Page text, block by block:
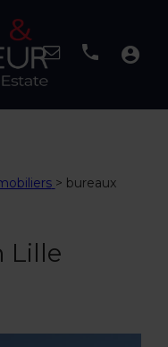
account_circle
> bureaux
Lille